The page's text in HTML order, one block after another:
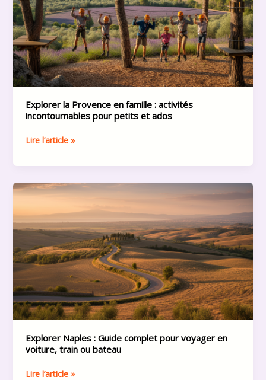
Explorer la Provence en famille : activités
incontournables pour petits et ados
famille
:
activités
incontournables
pour
petits
et
ados
Lire l’article »
Explorer Naples : Guide complet pour voyager en
voiture, train ou bateau
Explorer
:
Guide
pour
voyager
en
voiture,
train
ou
bateau
Lire l’article »